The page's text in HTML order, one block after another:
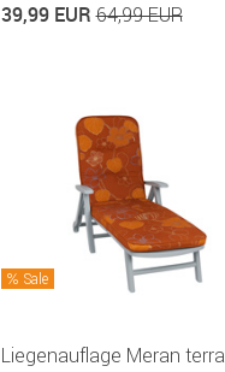
39,99 EUR64,99 EUR
Sale
Liegenauflage Meran terra